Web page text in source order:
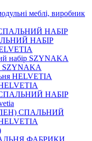
меблі, виробник
НАБІР
НАБІР
набір SZYNAKA
SZYNAKA
HELVETIA
СПАЛЬНИЙ НАБІР
СПАЛЬНИЙ
ФАБРИКИ